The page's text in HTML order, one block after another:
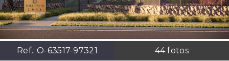
Ref.:O-63517-97321 44fotos